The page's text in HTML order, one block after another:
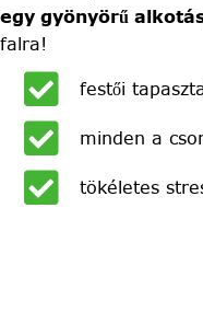
egy gyönyörű
falra!
festői
minden a
tökéletes